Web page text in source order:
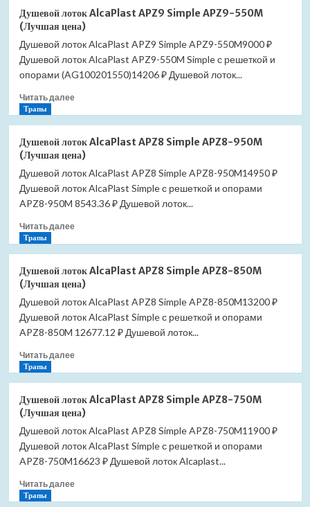
Душевой
лоток
AlcaPlast
APZ9
Simple
APZ9-
(Лучшая
Душевой лоток AlcaPlast APZ9 Simple APZ9-550M
(Лучшая цена)
Душевой лоток AlcaPlast APZ9 Simple APZ9-550M9000 ₽
Душевой лоток AlcaPlast APZ9-550M Simple с решеткой и
опорами (AG100201550)14206 ₽ Душевой лоток...
Читать далееПрочитать
Душевой
лоток
AlcaPlast
APZ9
Simple
APZ9-
(Лучшая
Трапы
Душевой лоток AlcaPlast APZ8 Simple APZ8-950M
(Лучшая цена)
Душевой лоток AlcaPlast APZ8 Simple APZ8-950M14950 ₽
Душевой лоток AlcaPlast Simple с решеткой и опорами
APZ8-950M 8543.36 ₽ Душевой лоток...
Читать далееПрочитать
Душевой
лоток
AlcaPlast
APZ8
Simple
APZ8-
(Лучшая
Трапы
Душевой лоток AlcaPlast APZ8 Simple APZ8-850M
(Лучшая цена)
Душевой лоток AlcaPlast APZ8 Simple APZ8-850M13200 ₽
Душевой лоток AlcaPlast Simple с решеткой и опорами
APZ8-850M 12677.12 ₽ Душевой лоток...
Читать далееПрочитать
Душевой
лоток
AlcaPlast
APZ8
Simple
APZ8-
(Лучшая
Трапы
Душевой лоток AlcaPlast APZ8 Simple APZ8-750M
(Лучшая цена)
Душевой лоток AlcaPlast APZ8 Simple APZ8-750M11900 ₽
Душевой лоток AlcaPlast Simple с решеткой и опорами
APZ8-750M16623 ₽ Душевой лоток Alcaplast...
Читать далееПрочитать
Трапы